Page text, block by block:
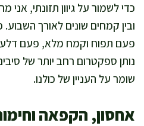
כדי לשמור על גיוון תזונתי, אני
ובין קמחים שונים לאורך
פעם תפוח וקמח מלא, פעם דלעת
נותן ספקטרום רחב יותר של
שומר על העניין של כולנו.
אחסון, הקפאה